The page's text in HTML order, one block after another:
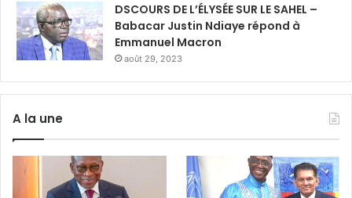
DSCOURS DE L’ÉLYSÉE SUR LE SAHEL –
Babacar Justin Ndiaye répond à
Emmanuel Macron
août 29, 2023
A la une